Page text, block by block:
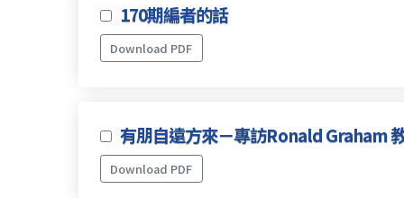
170期編者的話
Download PDF
有朋自遠方來－專訪Ronald Graham
Download PDF